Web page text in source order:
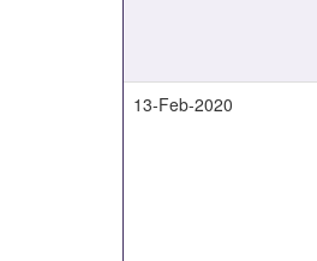
13-Feb-2020